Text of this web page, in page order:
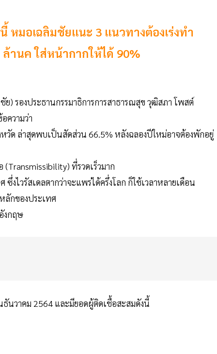
หมอเฉลิมชัยแนะ 3 แนวทางต้องเร่งทำ
ล้านค ใส่หน้ากากให้ได้ 90%
) รองประธานกรรมาธิการการสาธารณสุข วุฒิสภา โพสต์
ความว่า
หวัด ล่าสุดพบเป็นสัดส่วน 66.5% หลังฉลองปีใหม่อาจต้องพักอยู่
(Transmissibility) ที่รวดเร็วมาก
งไวรัสเดลตากว่าจะแพร่ได้ครึ่งโลก ก็ใช้เวลาหลายเดือน
ลักของประเทศ
งกฤษ
ธันวาคม 2564 และมียอดผู้ติดเชื้อสะสมดังนี้